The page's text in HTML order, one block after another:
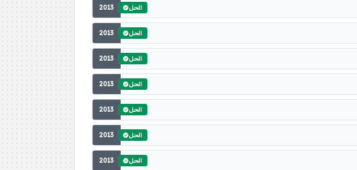
2013 الحل
2013 الحل
2013 الحل
2013 الحل
2013 الحل
2013 الحل
2013 الحل